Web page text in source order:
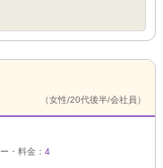
（女性/20代後半/会社員）
・料金： 4